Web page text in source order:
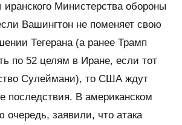
Министерства обороны
Вашингтон не поменяет свою
Тегерана (а ранее Трамп
по 52 целям в Иране, если тот
Сулеймани), то США ждут
последствия. В американском
очередь, заявили, что атака